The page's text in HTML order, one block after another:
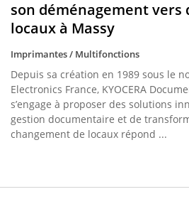
son déménagement vers
locaux à Massy
Imprimantes / Multifonctions
Depuis sa création en 1989 sous le
Electronics France, KYOCERA
s’engage à proposer des solutions
gestion documentaire et de
changement de locaux répond ...